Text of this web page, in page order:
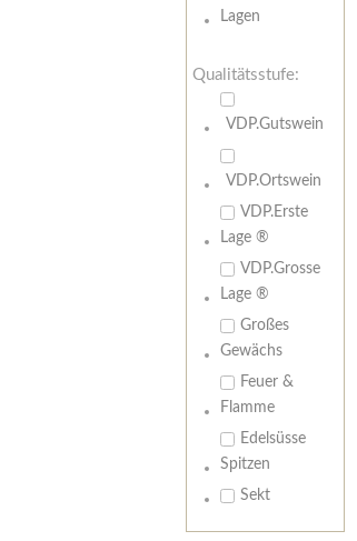
Lagen
Qualitätsstufe:
VDP.Gutswein
VDP.Ortswein
VDP.Erste
Lage ®
VDP.Grosse
Lage ®
Großes
Gewächs
Feuer &
Flamme
Edelsüsse
Spitzen
Sekt